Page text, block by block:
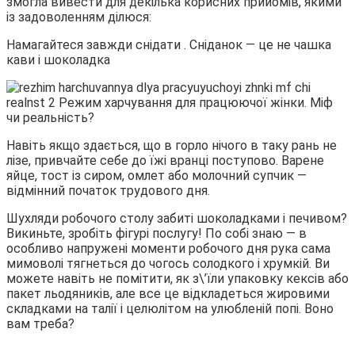
із задоволенням ділюся:
Намагайтеся завжди снідати . Сніданок — це не чашка
кави і шоколадка
Навіть якщо здається, що в горло нічого в таку рань не
лізе, привчайте себе до їжі вранці поступово. Варене
яйце, тост із сиром, омлет або молочний супчик —
відмінний початок трудового дня.
Шухляди робочого столу забиті шоколадками і печивом?
Викиньте, зробіть фігурі послугу! По собі знаю — в
особливо напружені моменти робочого дня рука сама
мимоволі тягнеться до чогось солодкого і хрумкій. Ви
можете навіть не помітити, як з\’їли упаковку кексів або
пакет льодяників, але все це відкладеться жировими
складками на талії і целюлітом на улюбленій попі. Воно
вам треба?